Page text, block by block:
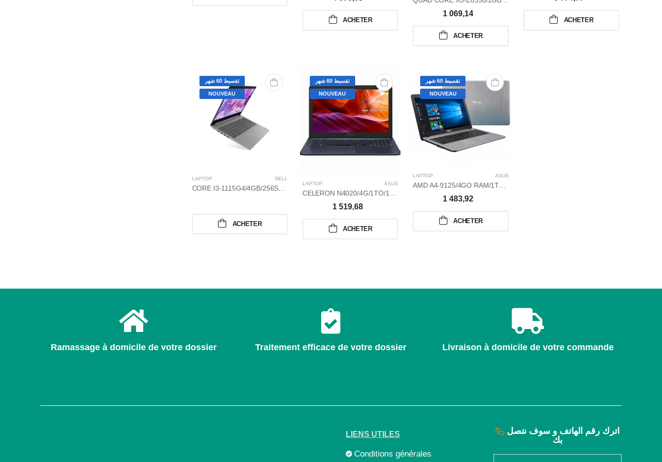
ACHETER
1 069,14
ACHETER
ACHETER
تقسيط 60 شهر
NOUVEAU
LAPTOP DELL
ACHETER
تقسيط 60 شهر
NOUVEAU
LAPTOP ASUS
1 519,68
ACHETER
تقسيط 60 شهر
NOUVEAU
LAPTOP ASUS
AMD A4-9125/4GO RAM/1TO/15,6/WIN 10 HOME GRAVEUR DVD
1 483,92
ACHETER
Ramassage à domicile de votre dossier Traitement efficace de votre dossier Livraison à domicile de votre commande
LIENS UTILES
Conditions générales
اترك رقم الهاتف و سوف نتصل
بك